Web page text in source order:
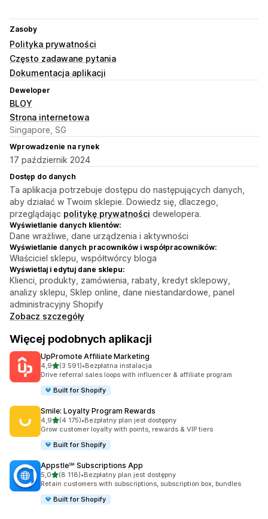
Zasoby
Polityka prywatności
Często zadawane pytania
Dokumentacja aplikacji
Deweloper
BLOY
Strona internetowa
Singapore, SG
Wprowadzenie na rynek
17 październik 2024
Dostęp do danych
Ta aplikacja potrzebuje dostępu do następujących danych,
aby działać w Twoim sklepie. Dowiedz się, dlaczego,
przeglądając politykę prywatności dewelopera.
Wyświetlanie danych klientów:
Dane wrażliwe, dane urządzenia i aktywności
Wyświetlanie danych pracowników i współpracowników:
Właściciel sklepu, współtwórcy bloga
Wyświetlaj i edytuj dane sklepu:
Klienci, produkty, zamówienia, rabaty, kredyt sklepowy,
analizy sklepu, Sklep online, dane niestandardowe, panel
administracyjny Shopify
Zobacz szczegóły
Więcej podobnych aplikacji
UpPromote Affiliate Marketing
4,9na 5 gwiazdek
(3 591)
Łączna liczba recenzji: 3591
•Bezpłatna instalacja
Drive referral sales loops with influencer & affiliate program
Built for Shopify
Smile: Loyalty Program Rewards
4,9na 5 gwiazdek
(4 175)
Łączna liczba recenzji: 4175
•Bezpłatny plan jest dostępny
Grow customer loyalty with points, rewards & VIP tiers
Built for Shopify
Appstle℠ Subscriptions App
5,0na 5 gwiazdek
(8 118)
Łączna liczba recenzji: 8118
•Bezpłatny plan jest dostępny
Retain customers with subscriptions, subscription box, bundles
Built for Shopify